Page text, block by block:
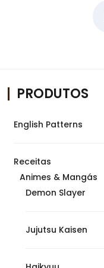
PRODUTOS
English Patterns
Receitas
Animes & Mangás
Demon Slayer
Jujutsu Kaisen